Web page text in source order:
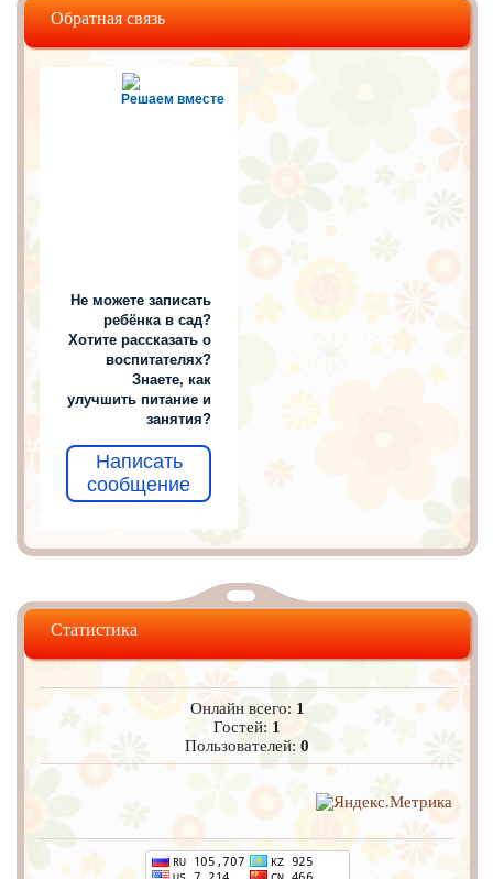
Обратная связь
Решаем вместе
Не можете записать
ребёнка в сад?
Хотите рассказать о
воспитателях?
Знаете, как
улучшить питание и
занятия?
Написать
сообщение
Статистика
Онлайн всего: 1
Гостей: 1
Пользователей:0